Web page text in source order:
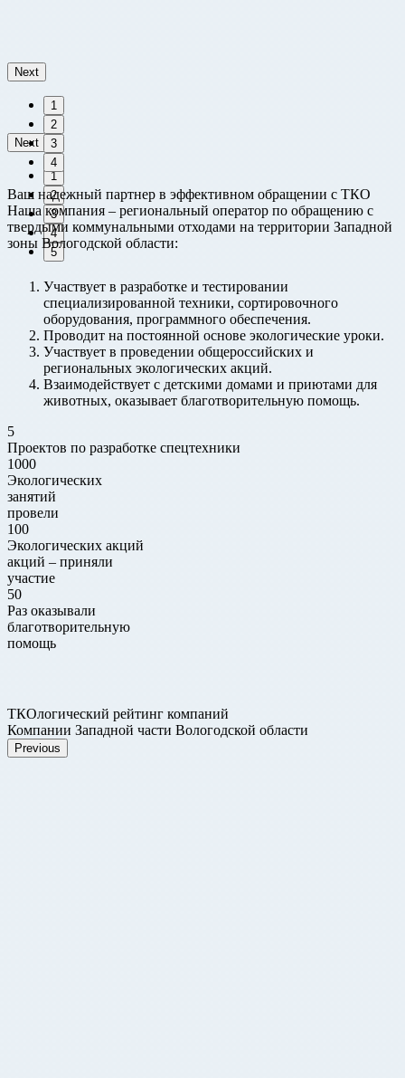
Next
1
2
3
4
5
Next
1
2
3
4
Ваш надежный партнер в эффективном обращении с ТКО
Наша компания – региональный оператор по обращению с
твердыми коммунальными отходами на территории Западной
зоны Вологодской области:
Участвует в разработке и тестировании
специализированной техники, сортировочного
оборудования, программного обеспечения.
Проводит на постоянной основе экологические уроки.
Участвует в проведении общероссийских и
региональных экологических акций.
Взаимодействует с детскими домами и приютами для
животных, оказывает благотворительную помощь.
5
Проектов по разработке спецтехники
1000
Экологических
занятий
провели
100
Экологических акций
акций – приняли
участие
50
Раз оказывали
благотворительную
помощь
ТКОлогический рейтинг компаний
Компании Западной части Вологодской области
Previous